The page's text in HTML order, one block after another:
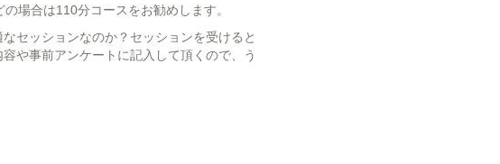
場合は110分コースをお勧めします。
セッションなのか？セッションを受けると
や事前アンケートに記入して頂くので、う